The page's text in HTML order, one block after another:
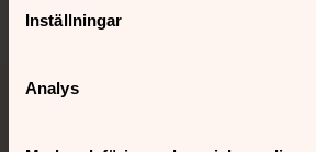
Inställningar
Analys